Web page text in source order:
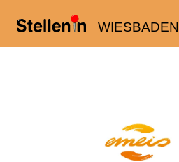
WIESBADEN